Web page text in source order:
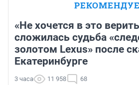
«Не хочется в это
сложилась судьба
золотом Lexus» после
Екатеринбурге
3 часа 11 958 68